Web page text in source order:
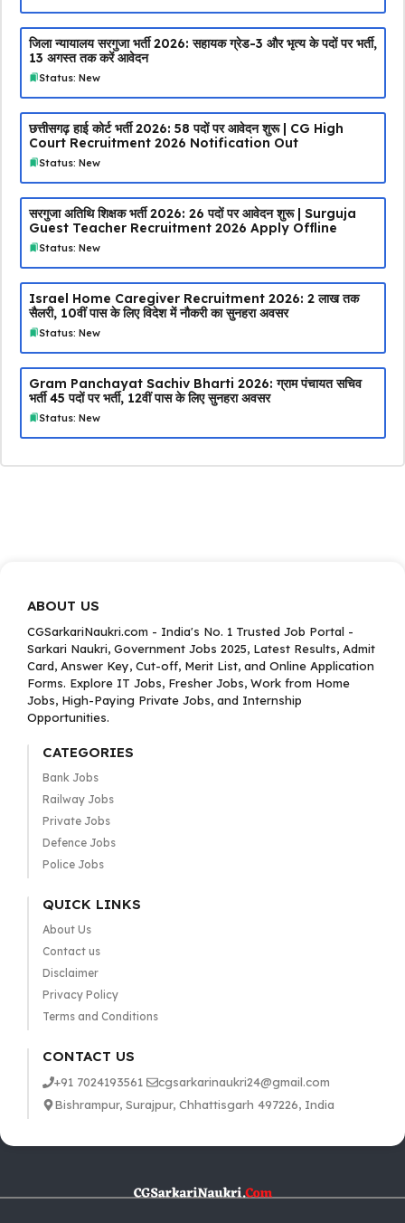
जिला न्यायालय सरगुजा भर्ती 2026: सहायक ग्रेड-3 और भृत्य के पदों पर भर्ती,
13 अगस्त तक करें आवेदन
Status: New
छत्तीसगढ़ हाई कोर्ट भर्ती 2026: 58 पदों पर आवेदन शुरू | CG High
Court Recruitment 2026 Notification Out
Status: New
सरगुजा अतिथि शिक्षक भर्ती 2026: 26 पदों पर आवेदन शुरू | Surguja
Guest Teacher Recruitment 2026 Apply Offline
Status: New
Israel Home Caregiver Recruitment 2026: ₹2 लाख तक
सैलरी, 10वीं पास के लिए विदेश में नौकरी का सुनहरा अवसर
Status: New
Gram Panchayat Sachiv Bharti 2026: ग्राम पंचायत सचिव
भर्ती 45 पदों पर भर्ती, 12वीं पास के लिए सुनहरा अवसर
Status: New
ABOUT US
CGSarkariNaukri.com - India's No. 1 Trusted Job Portal -
Sarkari Naukri, Government Jobs 2025, Latest Results, Admit
Card, Answer Key, Cut-off, Merit List, and Online Application
Forms. Explore IT Jobs, Fresher Jobs, Work from Home
Jobs, High-Paying Private Jobs, and Internship
Opportunities.
CATEGORIES
Bank Jobs
Railway Jobs
Private Jobs
Defence Jobs
Police Jobs
QUICK LINKS
About Us
Contact us
Disclaimer
Privacy Policy
Terms and Conditions
CONTACT US
+91 7024193561
cgsarkarinaukri24@gmail.com
Bishrampur, Surajpur, Chhattisgarh 497226, India